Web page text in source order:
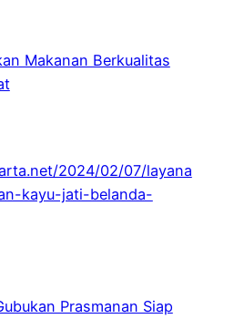
Makanan Berkualitas
2024/02/07/layana
kayu-jati-belanda-
Prasmanan Siap